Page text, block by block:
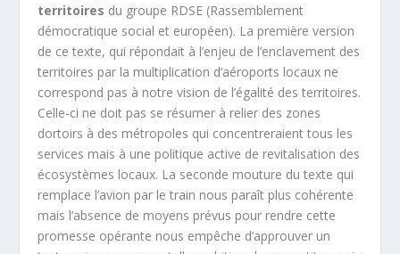
territoires du groupe RDSE (Rassemblement
démocratique social et européen). La première version
de ce texte, qui répondait à l’enjeu de l’enclavement des
territoires par la multiplication d’aéroports locaux ne
correspond pas à notre vision de l’égalité des territoires.
Celle-ci ne doit pas se résumer à relier des zones
dortoirs à des métropoles qui concentreraient tous les
services mais à une politique active de revitalisation des
écosystèmes locaux. La seconde mouture du texte qui
remplace l’avion par le train nous paraît plus cohérente
mais l’absence de moyens prévus pour rendre cette
promesse opérante nous empêche d’approuver un